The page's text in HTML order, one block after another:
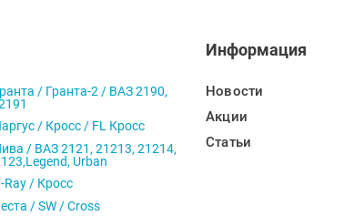
/ Гранта-2 / ВАЗ 2190,
/ Кросс / FL Кросс
/ ВАЗ 2121, 21213, 21214,
Urban
Ray / Кросс
/ SW / Cross
Информация
Новости
Акции
Статьи